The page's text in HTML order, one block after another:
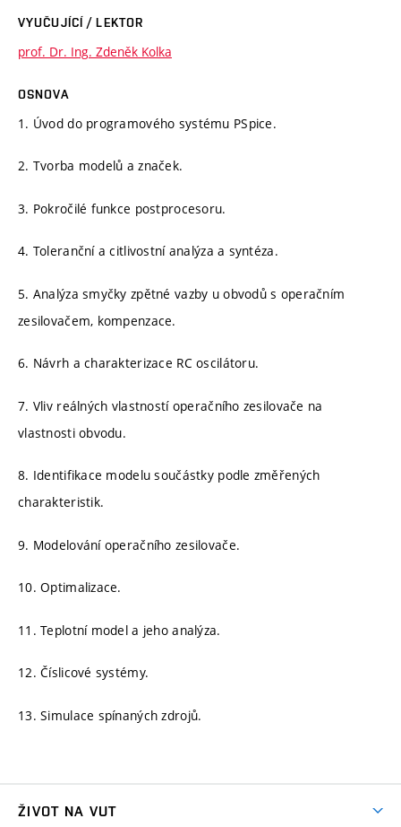
VYUČUJÍCÍ / LEKTOR
prof. Dr. Ing. Zdeněk Kolka
OSNOVA
1. Úvod do programového systému PSpice.
2. Tvorba modelů a značek.
3. Pokročilé funkce postprocesoru.
4. Toleranční a citlivostní analýza a syntéza.
5. Analýza smyčky zpětné vazby u obvodů s operačním
zesilovačem, kompenzace.
6. Návrh a charakterizace RC oscilátoru.
7. Vliv reálných vlastností operačního zesilovače na
vlastnosti obvodu.
8. Identifikace modelu součástky podle změřených
charakteristik.
9. Modelování operačního zesilovače.
10. Optimalizace.
11. Teplotní model a jeho analýza.
12. Číslicové systémy.
13. Simulace spínaných zdrojů.
ŽIVOT NA VUT